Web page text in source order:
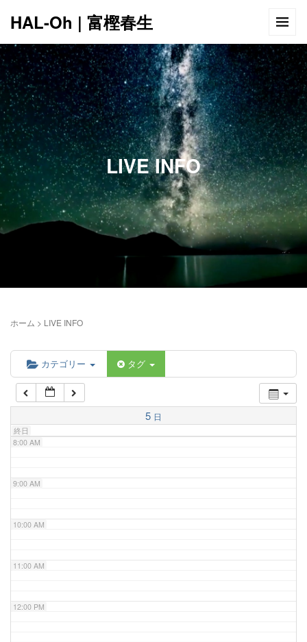
HAL-Oh | 富樫春生
LIVE INFO
ホーム > LIVE INFO
カテゴリー タグ
5 日
終日
12:00 AM
1:00 AM
2:00 AM
5:00 AM
6:00 AM
7:00 AM
8:00 AM
9:00 AM
10:00 AM
11:00 AM
12:00 PM